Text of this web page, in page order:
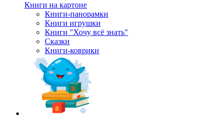
Книги на картоне
Книги-панорамки
Книги игрушки
Книги "Хочу всё знать"
Сказки
Книги-коврики